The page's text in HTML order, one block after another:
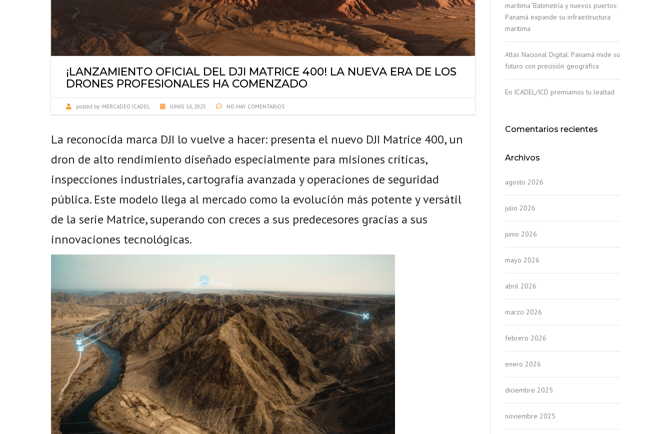
¡LANZAMIENTO OFICIAL DEL DJI MATRICE 400! LA NUEVA ERA DE LOS
DRONES PROFESIONALES HA COMENZADO
posted by: MERCADEO ICADEL JUNIO 16, 2025 NO HAY COMENTARIOS
La reconocida marca DJI lo vuelve a hacer: presenta el nuevo DJI Matrice 400, un
dron de alto rendimiento diseñado especialmente para misiones críticas,
inspecciones industriales, cartografía avanzada y operaciones de seguridad
pública. Este modelo llega al mercado como la evolución más potente y versátil
de la serie Matrice, superando con creces a sus predecesores gracias a sus
innovaciones tecnológicas.
marítima“Batimetría y nuevos puertos:
Panamá expande su infraestructura
marítima
Atlas Nacional Digital: Panamá mide su
futuro con precisión geográfica
En ICADEL/ICD premiamos tu lealtad
Comentarios recientes
Archivos
agosto 2026
julio 2026
junio 2026
mayo 2026
abril 2026
marzo 2026
febrero 2026
enero 2026
diciembre 2025
noviembre 2025